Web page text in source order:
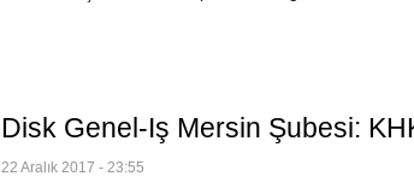
Disk Genel-Iş Mersin Şubesi:
22 Aralık 2017 - 23:55